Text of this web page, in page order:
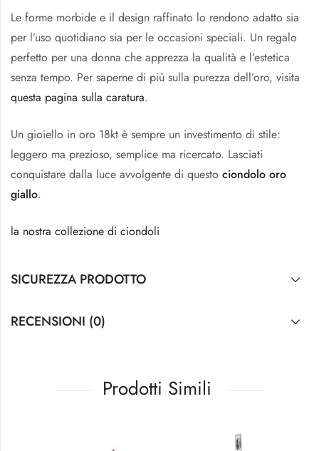
Le forme morbide e il design raffinato lo rendono adatto sia
per l’uso quotidiano sia per le occasioni speciali. Un regalo
perfetto per una donna che apprezza la qualità e l’estetica
senza tempo. Per saperne di più sulla purezza dell’oro, visita
questa pagina sulla caratura.
Un gioiello in oro 18kt è sempre un investimento di stile:
leggero ma prezioso, semplice ma ricercato. Lasciati
conquistare dalla luce avvolgente di questo ciondolo oro
giallo.
la nostra collezione di ciondoli
SICUREZZA PRODOTTO
RECENSIONI (0)
Prodotti Simili